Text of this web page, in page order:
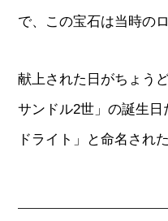
で、この宝石は当時の
献上された日がちょう
サンドル2世」の誕生
ドライト」と命名され